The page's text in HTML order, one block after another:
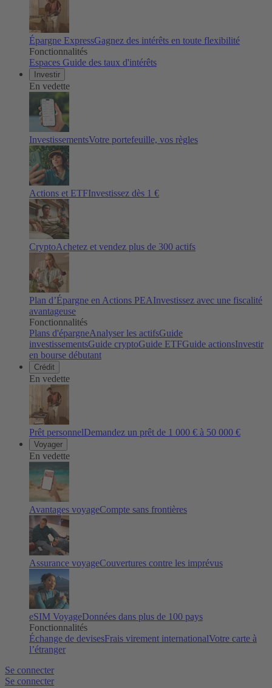
Épargne ExpressGagnez des intérêts en toute flexibilité
Fonctionnalités
Espaces Guide des taux d'intérêts
Investir
En vedette
InvestissementsVotre portefeuille, vos règles
Actions et ETFInvestissez dès 1 €
CryptoAchetez et vendez plus de 300 actifs
Plan d’Épargne en Actions PEAInvestissez avec une fiscalité
avantageuse
Fonctionnalités
Plans d'épargneAnalyser les actifsGuide
investissementsGuide cryptoGuide ETFGuide actionsInvestir
en bourse débutant
Crédit
En vedette
Prêt personnelDemandez un prêt de 1 000 € à 50 000 €
Voyager
En vedette
Avantages voyageCompte sans frontières
Assurance voyageCouvertures contre les imprévus
eSIM VoyageDonnées dans plus de 100 pays
Fonctionnalités
Échange de devisesFrais virement internationalVotre carte à
l’étranger
Se connecter
Se connecter